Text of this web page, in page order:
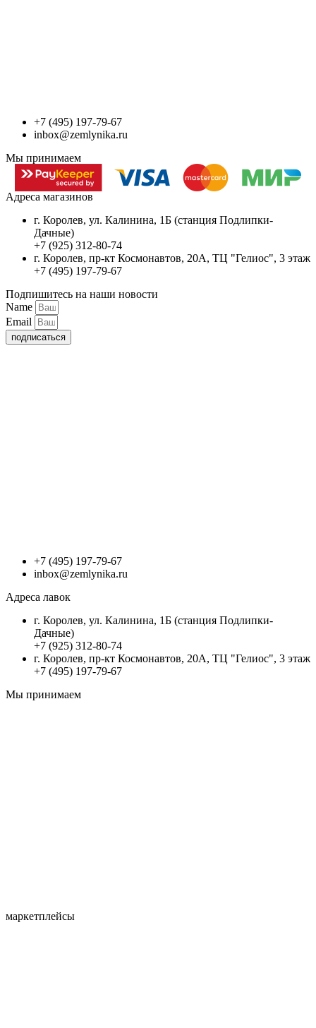
+7 (495) 197-79-67
inbox@zemlynika.ru
Мы принимаем
Адреса магазинов
г. Королев, ул. Калинина, 1Б (станция Подлипки-
Дачные)
+7 (925) 312-80-74
г. Королев, пр-кт Космонавтов, 20А, ТЦ "Гелиос", 3 этаж
+7 (495) 197-79-67
Подпишитесь на наши новости
Name
Email
подписаться
+7 (495) 197-79-67
inbox@zemlynika.ru
Адреса лавок
г. Королев, ул. Калинина, 1Б (станция Подлипки-
Дачные)
+7 (925) 312-80-74
г. Королев, пр-кт Космонавтов, 20А, ТЦ "Гелиос", 3 этаж
+7 (495) 197-79-67
Мы принимаем
маркетплейсы